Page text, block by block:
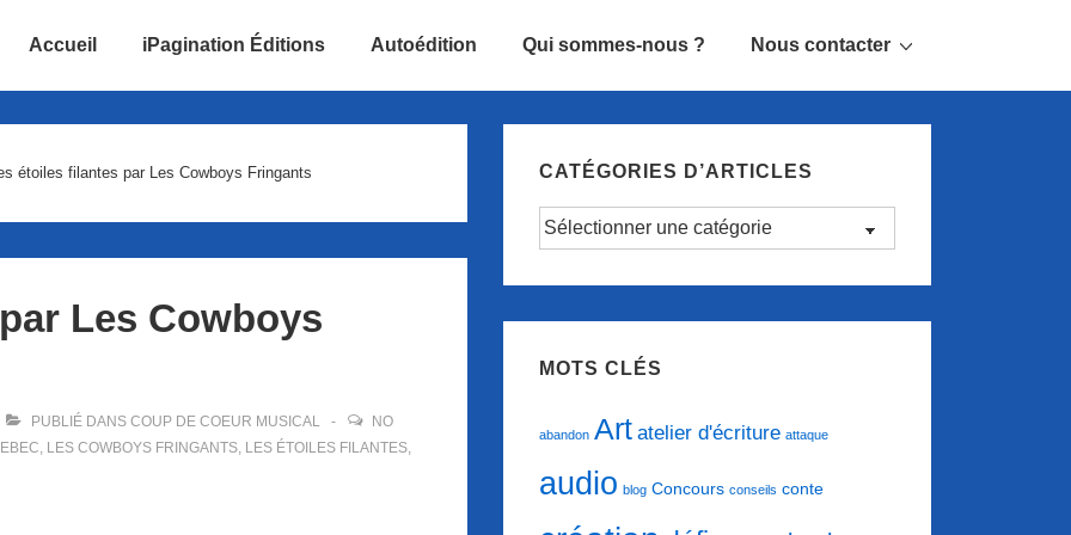
Accueil iPagination Éditions Autoédition Qui sommes-nous ? Nous contacter
étoiles filantes par Les Cowboys Fringants
Les Cowboys
PUBLIÉ DANS COUP DE COEUR MUSICAL
NO
, LES COWBOYS FRINGANTS, LES ÉTOILES FILANTES,
CATÉGORIES D’ARTICLES
Catégories
MOTS CLÉS
abandon Art atelier d'écriture attaque
audio blog Concours conseils conte